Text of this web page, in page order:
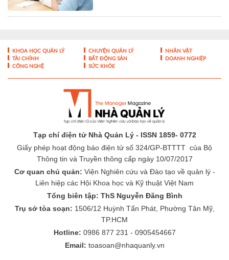
KHOA HỌC QUẢN LÝ CHUYỆN QUẢN LÝ
NHÂN VẬT
TÀI CHÍNH
BẤT ĐỘNG SẢN
DOANH NGHIỆP
CÔNG NGHỆ
SỨC KHỎE
Tạp chí điện tử Nhà Quản Lý - ISSN 1859- 0772
Giấy phép hoạt động báo điện tử số 324/GP-BTTTT của Bộ
Thông tin và Truyền thông cấp ngày 10/07/2017
Cơ quan chủ quản: Viện Nghiên cứu và Đào tạo về quản lý -
Liên hiệp các Hội Khoa học và Kỹ thuật Việt Nam
Tổng biên tập: ThS Nguyễn Đăng Bình
Trụ sở tòa soạn: 1506/12 Huỳnh Tấn Phát, Phường Tân Mỹ,
TP.HCM
Hotline: 0986 877 231 - 0905454667
Email: toasoan@nhaquanly.vn